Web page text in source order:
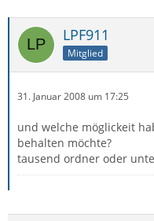
LPF911
Mitglied
31. Januar 2008 um 17:25
und welche möglickeit
behalten möchte?
tausend ordner oder